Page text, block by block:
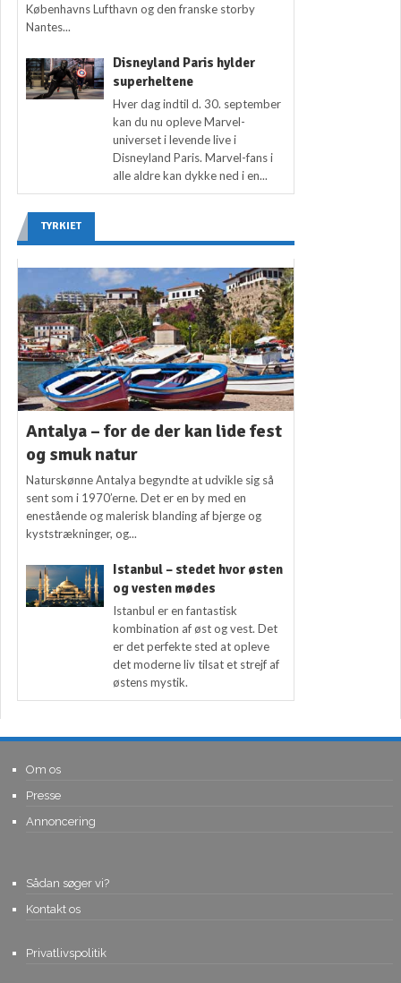
Københavns Lufthavn og den franske storby
Nantes...
Disneyland Paris hylder
superheltene
Hver dag indtil d. 30. september
kan du nu opleve Marvel-
universet i levende live i
Disneyland Paris. Marvel-fans i
alle aldre kan dykke ned i en...
TYRKIET
Antalya – for de der kan lide fest
og smuk natur
Naturskønne Antalya begyndte at udvikle sig så
sent som i 1970’erne. Det er en by med en
enestående og malerisk blanding af bjerge og
kyststrækninger, og...
Istanbul – stedet hvor østen
og vesten mødes
Istanbul er en fantastisk
kombination af øst og vest. Det
er det perfekte sted at opleve
det moderne liv tilsat et strejf af
østens mystik.
Om os
Presse
Annoncering
Sådan søger vi?
Kontakt os
Privatlivspolitik